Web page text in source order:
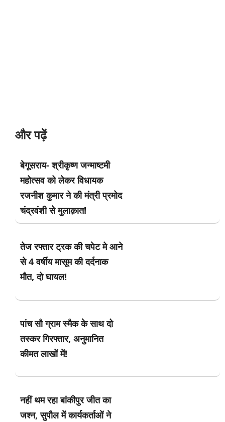
और पढ़ें
बेगूसराय- श्रीकृष्ण जन्माष्टमी
महोत्सव को लेकर विधायक
रजनीश कुमार ने की मंत्री प्रमोद
चंद्रवंशी से मुलाक़ात!
तेज रफ्तार ट्रक की चपेट मे आने
से 4 वर्षीय मासूम की दर्दनाक
मौत, दो घायल!
पांच सौ ग्राम स्मैक के साथ दो
तस्कर गिरफ्तार, अनुमानित
कीमत लाखों में!
नहीं थम रहा बांकीपुर जीत का
जश्न, सुपौल में कार्यकर्ताओं ने